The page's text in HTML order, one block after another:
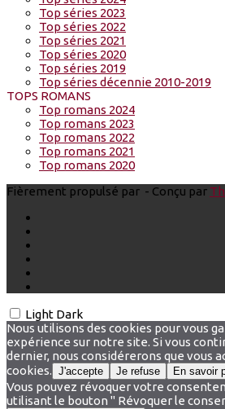
Top séries 2023
Top séries 2022
Top séries 2021
Top séries 2020
Top séries 2019
Top séries décennie 2010-2019
TOPS ROMANS
Top romans 2024
Top romans 2023
Top romans 2022
Top romans 2021
Top romans 2020
Fièrement propulsé par - Conçu par
Light Dark
Nous utilisons des cookies pour vous
expérience sur notre site. Si vous
dernier, nous considérerons que vous
cookies. J'accepte Je refuse En savoir
Vous pouvez révoquer votre
utilisant le bouton " Révoquer le